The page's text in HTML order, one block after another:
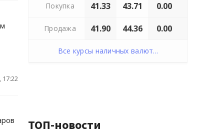
17:22
Покупка 41.33 43.71 0.00
Продажа 41.90 44.36 0.00
Все курсы наличных валют...
ТОП-новости